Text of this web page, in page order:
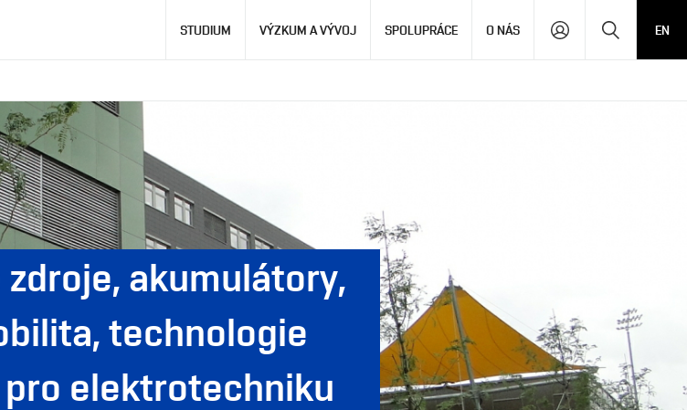
STUDIUM VÝZKUM A VÝVOJ SPOLUPRÁCE O NÁS EN
akumulátory,
technologie
elektrotechniku